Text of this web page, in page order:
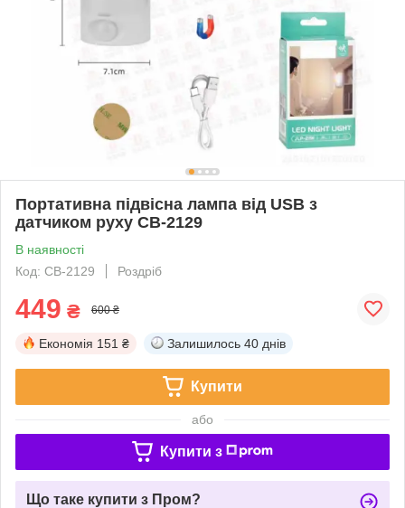
Портативна підвісна лампа від USB з
датчиком руху CB-2129
В наявності
Код: CB-2129
Роздріб
449 ₴ 600 ₴
Економія 151 ₴ Залишилось 40 днів
Купити
або
Купити з
Що таке купити з Пром?